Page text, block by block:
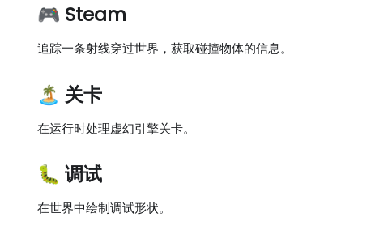
🎮 Steam
追踪一条射线穿过世界，获取碰撞物体的信息。
🏝️ 关卡
在运行时处理虚幻引擎关卡。
🐛 调试
在世界中绘制调试形状。